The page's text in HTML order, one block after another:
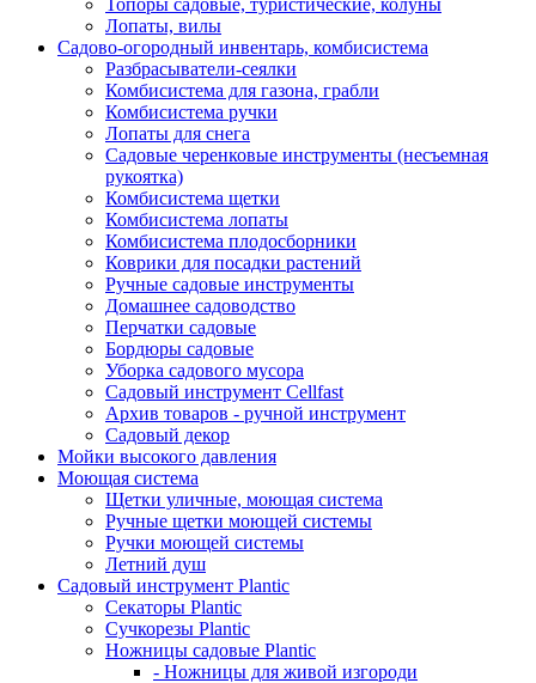
Топоры садовые, туристические, колуны
Лопаты, вилы
Садово-огородный инвентарь, комбисистема
Разбрасыватели-сеялки
Комбисистема для газона, грабли
Комбисистема ручки
Лопаты для снега
Садовые черенковые инструменты (несъемная
рукоятка)
Комбисистема щетки
Комбисистема лопаты
Комбисистема плодосборники
Коврики для посадки растений
Ручные садовые инструменты
Домашнее садоводство
Перчатки садовые
Бордюры садовые
Уборка садового мусора
Садовый инструмент Cellfast
Архив товаров - ручной инструмент
Садовый декор
Мойки высокого давления
Моющая система
Щетки уличные, моющая система
Ручные щетки моющей системы
Ручки моющей системы
Летний душ
Садовый инструмент Plantic
Секаторы Plantic
Сучкорезы Plantic
Ножницы садовые Plantic
- Ножницы для живой изгороди